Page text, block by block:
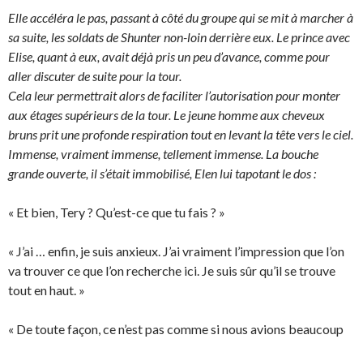
Elle accéléra le pas, passant à côté du groupe qui se mit à marcher à
sa suite, les soldats de Shunter non-loin derrière eux. Le prince avec
Elise, quant à eux, avait déjà pris un peu d’avance, comme pour
aller discuter de suite pour la tour.
Cela leur permettrait alors de faciliter l’autorisation pour monter
aux étages supérieurs de la tour. Le jeune homme aux cheveux
bruns prit une profonde respiration tout en levant la tête vers le ciel.
Immense, vraiment immense, tellement immense. La bouche
grande ouverte, il s’était immobilisé, Elen lui tapotant le dos :
« Et bien, Tery ? Qu’est-ce que tu fais ? »
« J’ai … enfin, je suis anxieux. J’ai vraiment l’impression que l’on
va trouver ce que l’on recherche ici. Je suis sûr qu’il se trouve
tout en haut. »
« De toute façon, ce n’est pas comme si nous avions beaucoup